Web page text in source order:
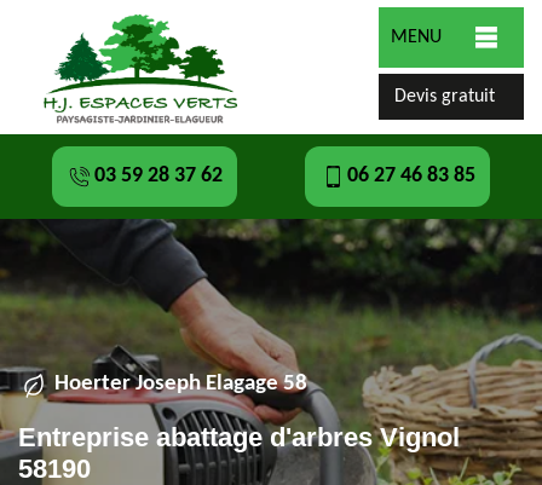
MENU
Devis gratuit
03 59 28 37 62 06 27 46 83 85
Hoerter Joseph Elagage 58
Entreprise abattage d'arbres Vignol
58190